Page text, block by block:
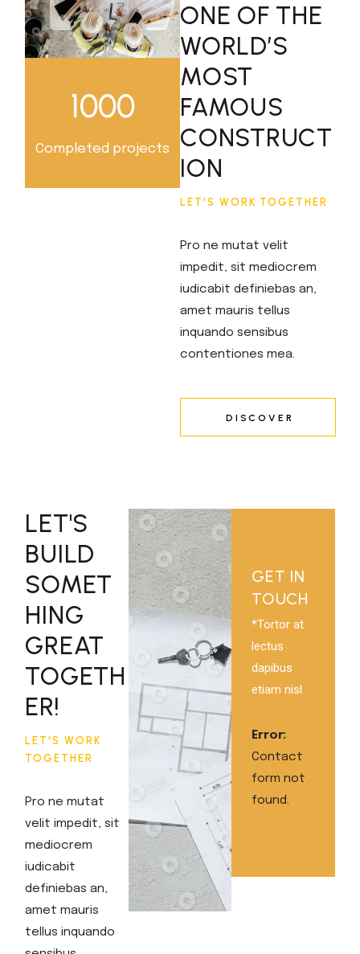
1000
Completed projects
ONE OF THE
WORLD’S
MOST
FAMOUS
CONSTRUCT
ION
LET'S WORK TOGETHER
Pro ne mutat velit
impedit, sit mediocrem
iudicabit definiebas an,
amet mauris tellus
inquando sensibus
contentiones mea.
DISCOVER
LET'S
BUILD
SOMET
HING
GREAT
TOGETH
ER!
LET'S WORK
TOGETHER
Pro ne mutat
velit impedit, sit
mediocrem
iudicabit
definiebas an,
amet mauris
tellus inquando
GET IN
TOUCH
*Tortor at
lectus
dapibus
etiam nisl
Error:
Contact
form not
found.